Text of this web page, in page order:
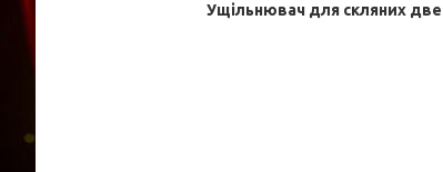
Ущільнювач для скляних